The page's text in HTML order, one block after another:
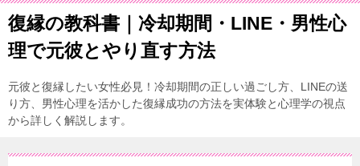
復縁の教科書｜冷却期間・LINE・男性心
理で元彼とやり直す方法
元彼と復縁したい女性必見！冷却期間の正しい過ごし方、LINEの送
り方、男性心理を活かした復縁成功の方法を実体験と心理学の視点
から詳しく解説します。